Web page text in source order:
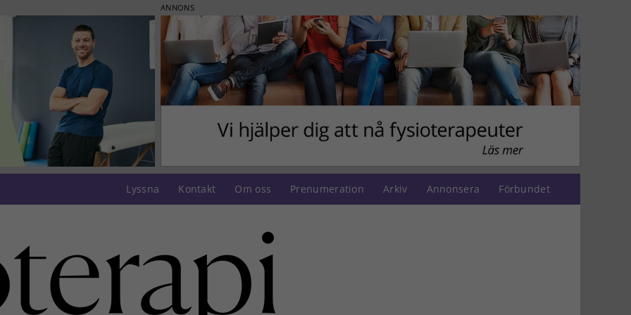
ANNONS
Lyssna Kontakt Om oss Prenumeration Arkiv Annonsera Förbundet